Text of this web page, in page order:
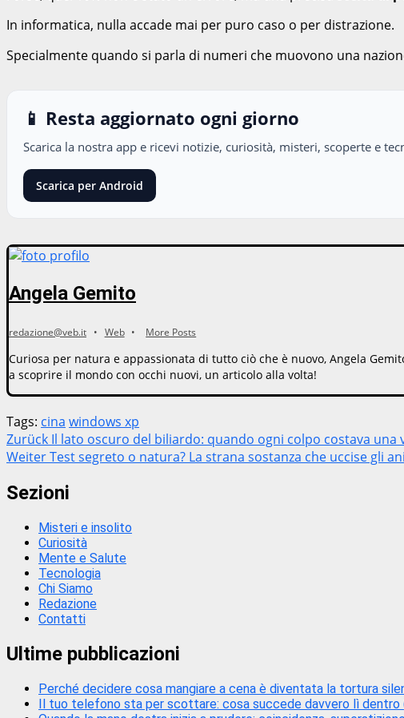
In informatica, nulla accade mai per puro caso o per distrazione.
Specialmente quando si parla di numeri che muovono una
📱 Resta aggiornato ogni giorno
Scarica la nostra app e ricevi notizie, curiosità, misteri, scoperte e
Scarica per Android
Angela Gemito
redazione@veb.it • Web • More Posts
Curiosa per natura e appassionata di tutto ciò che è nuovo, Angela
a scoprire il mondo con occhi nuovi, un articolo alla volta!
Tags: cina windows xp
Beitragsnavigation
Zurück Il lato oscuro del biliardo: quando ogni colpo costava una
WeiterTest segreto o natura? La strana sostanza che uccise gli
Sezioni
Misteri e insolito
Curiosità
Mente e Salute
Tecnologia
Chi Siamo
Redazione
Contatti
Ultime pubblicazioni
Perché decidere cosa mangiare a cena è diventata la tortura
Il tuo telefono sta per scottare: cosa succede davvero lì dentro